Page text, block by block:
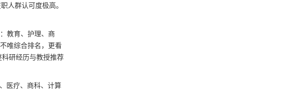
人群认可度极高。
教育、护理、商
唯综合排名，更看
研经历与教授推荐
医疗、商科、计算